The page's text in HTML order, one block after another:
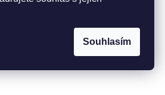
Souhlasím